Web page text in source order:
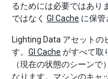
るためには必要ではあり
ではなく GI Cache に保管
Lighting Data アセットの
す。 GI Cache がすべて取
（現在の状態のシーンで
なります。マシンのキャ